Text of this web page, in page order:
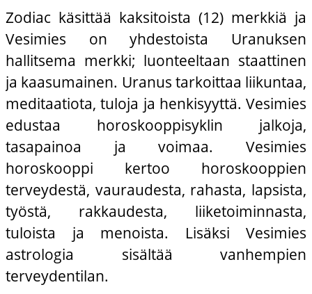
Zodiac käsittää kaksitoista (12) merkkiä ja
Vesimies on yhdestoista Uranuksen
hallitsema merkki; luonteeltaan staattinen
ja kaasumainen. Uranus tarkoittaa liikuntaa,
meditaatiota, tuloja ja henkisyyttä. Vesimies
edustaa horoskooppisyklin jalkoja,
tasapainoa ja voimaa. Vesimies
horoskooppi kertoo horoskooppien
terveydestä, vauraudesta, rahasta, lapsista,
työstä, rakkaudesta, liiketoiminnasta,
tuloista ja menoista. Lisäksi Vesimies
astrologia sisältää vanhempien
terveydentilan.